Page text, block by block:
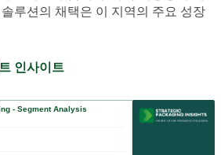
루션의 채택은 이 지역의 주요 성장
인사이트